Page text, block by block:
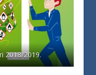
2018/2019.